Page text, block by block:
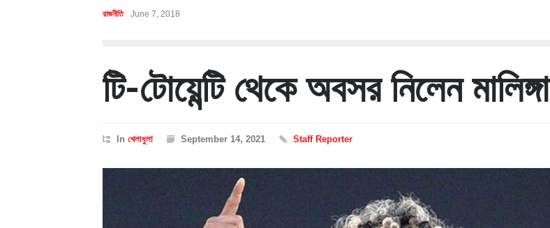
রাজনীতি June 7, 2018
টি-টোয়েন্টি থেকে অবসর নিলেন মালিঙ্গা
In খেলাধুলা September 14, 2021 Staff Reporter